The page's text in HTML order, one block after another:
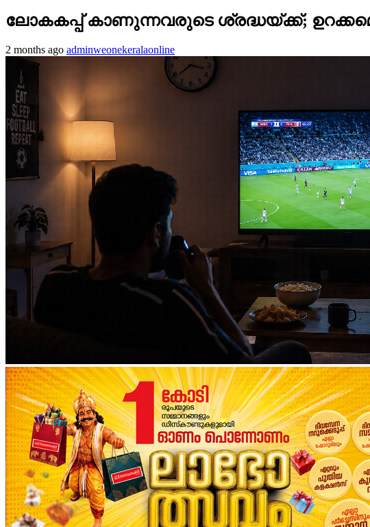
ലോകകപ്പ് കാണുന്നവരുടെ ശ്രദ്ധയ്ക്ക്;
2 months ago adminweonekeralaonline